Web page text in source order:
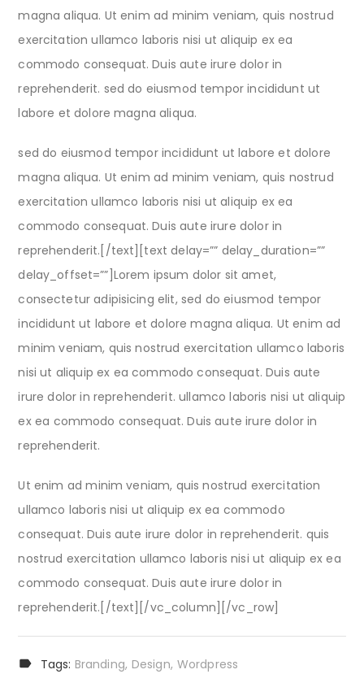
magna aliqua. Ut enim ad minim veniam, quis nostrud
exercitation ullamco laboris nisi ut aliquip ex ea
commodo consequat. Duis aute irure dolor in
reprehenderit. sed do eiusmod tempor incididunt ut
labore et dolore magna aliqua.
sed do eiusmod tempor incididunt ut labore et dolore
magna aliqua. Ut enim ad minim veniam, quis nostrud
exercitation ullamco laboris nisi ut aliquip ex ea
commodo consequat. Duis aute irure dolor in
reprehenderit.[/text][text delay=”” delay_duration=””
delay_offset=””]Lorem ipsum dolor sit amet,
consectetur adipisicing elit, sed do eiusmod tempor
incididunt ut labore et dolore magna aliqua. Ut enim ad
minim veniam, quis nostrud exercitation ullamco laboris
nisi ut aliquip ex ea commodo consequat. Duis aute
irure dolor in reprehenderit. ullamco laboris nisi ut aliquip
ex ea commodo consequat. Duis aute irure dolor in
reprehenderit.
Ut enim ad minim veniam, quis nostrud exercitation
ullamco laboris nisi ut aliquip ex ea commodo
consequat. Duis aute irure dolor in reprehenderit. quis
nostrud exercitation ullamco laboris nisi ut aliquip ex ea
commodo consequat. Duis aute irure dolor in
reprehenderit.[/text][/vc_column][/vc_row]
Tags: Branding Design Wordpress